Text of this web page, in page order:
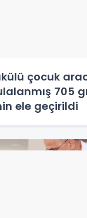
çocuk
705
ele geçirildi